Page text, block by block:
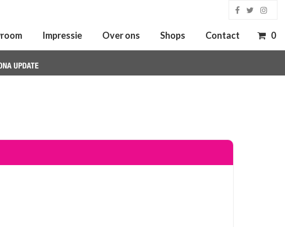
Impressie Over ons Shops Contact 0
UPDATE